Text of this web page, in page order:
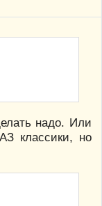
надо. Или
классики, но